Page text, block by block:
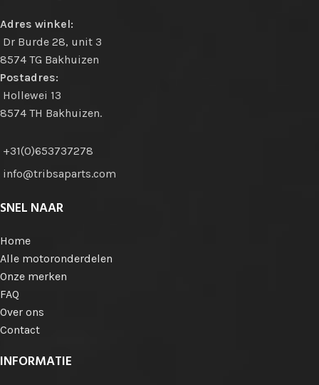
Adres winkel:
Dr Burde 28, unit 3
8574 TG Bakhuizen
Postadres:
Hollewei 13
8574 TH Bakhuizen.
+31(0)653737278
info@tribsaparts.com
SNEL NAAR
Home
Alle motoronderdelen
Onze merken
FAQ
Over ons
Contact
INFORMATIE